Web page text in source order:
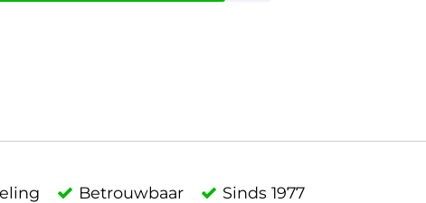
Betrouwbaar Sinds 1977